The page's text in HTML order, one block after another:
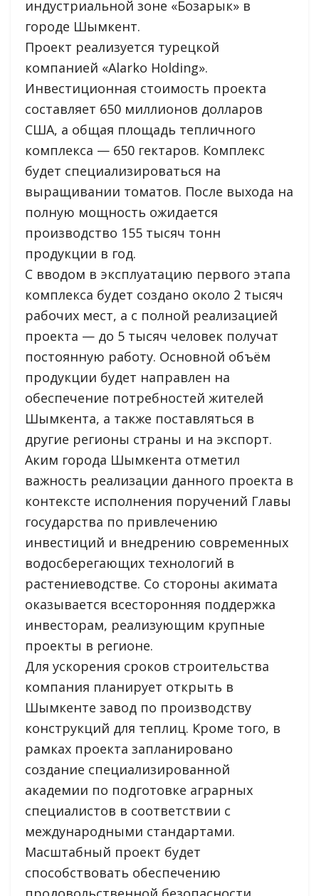
индустриальной зоне «Бозарык» в
городе Шымкент.
Проект реализуется турецкой
компанией «Alarko Holding».
Инвестиционная стоимость проекта
составляет 650 миллионов долларов
США, а общая площадь тепличного
комплекса — 650 гектаров. Комплекс
будет специализироваться на
выращивании томатов. После выхода на
полную мощность ожидается
производство 155 тысяч тонн
продукции в год.
С вводом в эксплуатацию первого этапа
комплекса будет создано около 2 тысяч
рабочих мест, а с полной реализацией
проекта — до 5 тысяч человек получат
постоянную работу. Основной объём
продукции будет направлен на
обеспечение потребностей жителей
Шымкента, а также поставляться в
другие регионы страны и на экспорт.
Аким города Шымкента отметил
важность реализации данного проекта в
контексте исполнения поручений Главы
государства по привлечению
инвестиций и внедрению современных
водосберегающих технологий в
растениеводстве. Со стороны акимата
оказывается всесторонняя поддержка
инвесторам, реализующим крупные
проекты в регионе.
Для ускорения сроков строительства
компания планирует открыть в
Шымкенте завод по производству
конструкций для теплиц. Кроме того, в
рамках проекта запланировано
создание специализированной
академии по подготовке аграрных
специалистов в соответствии с
международными стандартами.
Масштабный проект будет
способствовать обеспечению